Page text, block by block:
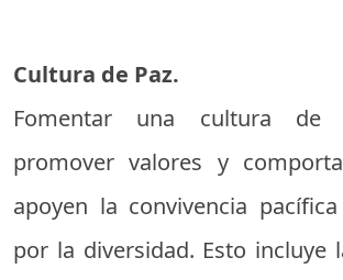
Cultura de Paz.
Fomentar una cultura de
promover valores y
apoyen la convivencia
por la diversidad. Esto incluye